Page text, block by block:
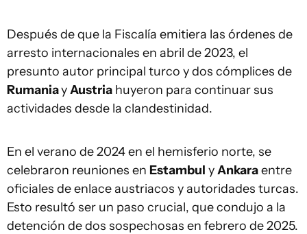
Después de que la Fiscalía emitiera las órdenes de
arresto internacionales en abril de 2023, el
presunto autor principal turco y dos cómplices de
RumaniayAustria huyeron para continuar sus
actividades desde la clandestinidad.
En el verano de 2024 en el hemisferio norte, se
celebraron reuniones en Estambul yAnkaraentre
oficiales de enlace austriacos y autoridades turcas.
Esto resultó ser un paso crucial, que condujo a la
detención de dos sospechosas en febrero de 2025.